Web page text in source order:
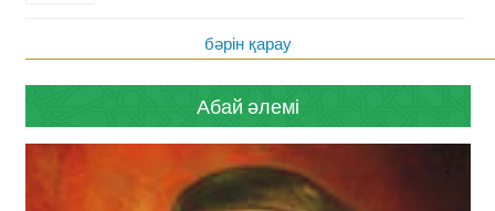
бәрін қарау
Абай әлемі